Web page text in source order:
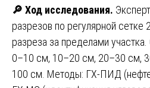
🔎 Ход исследования.
разрезов по регулярной
разреза за пределами
0–10 см, 10–20 см, 20–30 см,
100 см. Методы: ГХ-ПИД